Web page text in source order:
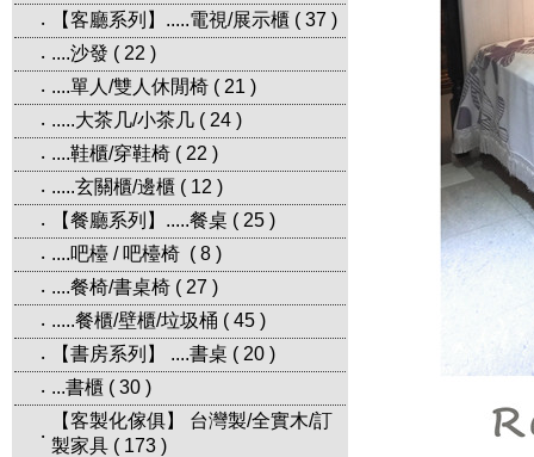
‧
【客廳系列】.....電視/展示櫃 ( 37 )
‧ ....沙發 ( 22 )
‧ ....單人/雙人休閒椅 ( 21 )
‧ .....大茶几/小茶几 ( 24 )
‧ ....鞋櫃/穿鞋椅 ( 22 )
‧ .....玄關櫃/邊櫃 ( 12 )
‧
【餐廳系列】.....餐桌 ( 25 )
‧ ....吧檯 / 吧檯椅 ( 8 )
‧ ....餐椅/書桌椅 ( 27 )
‧ .....餐櫃/壁櫃/垃圾桶 ( 45 )
‧
【書房系列】 ....書桌 ( 20 )
‧ ...書櫃 ( 30 )
‧
【客製化傢俱】 台灣製/全實木/訂
製家具 ( 173 )